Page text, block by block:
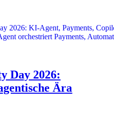
Day 2026:
Ära